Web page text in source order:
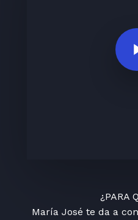
Play
¿PARA
María José te da a